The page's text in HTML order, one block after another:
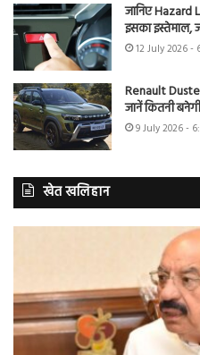
जानिए
इसका इस्तेमाल,
12 July 2026 -
Renault
जानें कितनी
9 July 2026 -
खेत खलिहान